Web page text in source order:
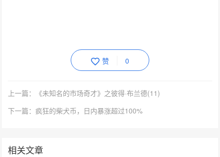
赞 0
上一篇：《未知名的市场奇才》之彼得·布兰德(11)
下一篇：疯狂的柴犬币，日内暴涨超过100%
相关文章